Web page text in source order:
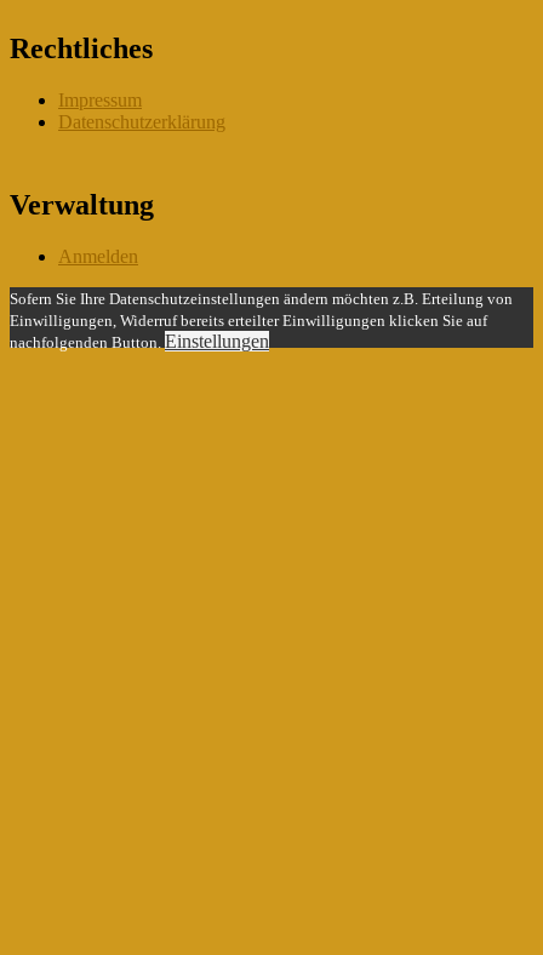
Rechtliches
Impressum
Datenschutzerklärung
Verwaltung
Anmelden
Sofern Sie Ihre Datenschutzeinstellungen ändern möchten z.B. Erteilung von
Einwilligungen, Widerruf bereits erteilter Einwilligungen klicken Sie auf
nachfolgenden Button. Einstellungen